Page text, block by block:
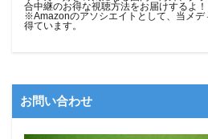
合中継のお得な視聴方法をお届けするよ！
※Amazonのアソシエイトとして、当メデ
得ています。
お問い合わせ